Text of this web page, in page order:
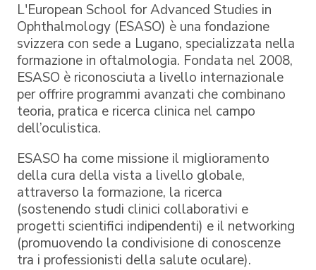
L'European School for Advanced Studies in
Ophthalmology (ESASO) è una fondazione
svizzera con sede a Lugano, specializzata nella
formazione in oftalmologia. Fondata nel 2008,
ESASO è riconosciuta a livello internazionale
per offrire programmi avanzati che combinano
teoria, pratica e ricerca clinica nel campo
dell’oculistica.
ESASO ha come missione il miglioramento
della cura della vista a livello globale,
attraverso la formazione, la ricerca
(sostenendo studi clinici collaborativi e
progetti scientifici indipendenti) e il networking
(promuovendo la condivisione di conoscenze
tra i professionisti della salute oculare).